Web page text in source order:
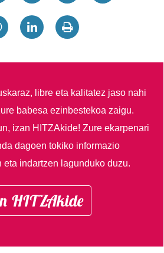
libre eta kalitatez jaso nahi
babesa ezinbestekoa zaigu.
izan HITZAkide!Zure ekarpenari
dagoen tokiko informazio
eta indartzen lagunduko duzu.
HITZAkide